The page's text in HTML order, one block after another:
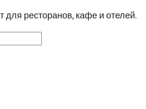
для ресторанов, кафе и отелей.